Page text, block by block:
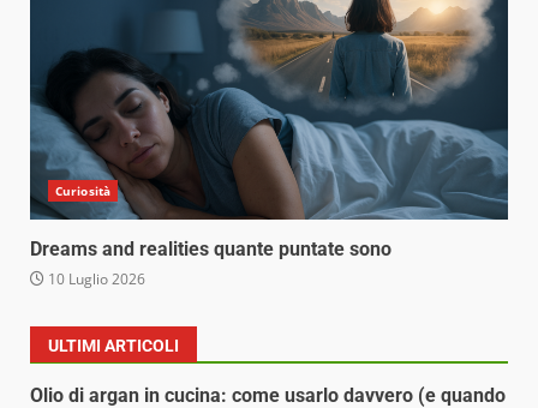
Curiosità
Dreams and realities quante puntate sono
10 Luglio 2026
ULTIMI ARTICOLI
Olio di argan in cucina: come usarlo davvero (e quando